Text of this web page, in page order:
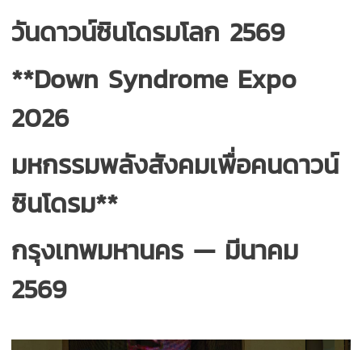
วันดาวน์ซินโดรมโลก 2569
**Down Syndrome Expo
2026
มหกรรมพลังสังคมเพื่อคนดาวน์
ซินโดรม**
กรุงเทพมหานคร — มีนาคม
2569